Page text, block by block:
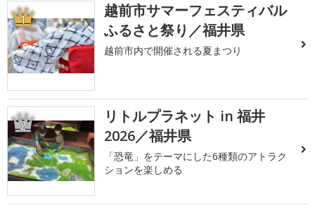
1
越前市サマーフェスティバル
ふるさと祭り／福井県
越前市内で開催される夏まつり
2
リトルプラネット in 福井
2026／福井県
「恐竜」をテーマにした6種類のアトラク
ションを楽しめる